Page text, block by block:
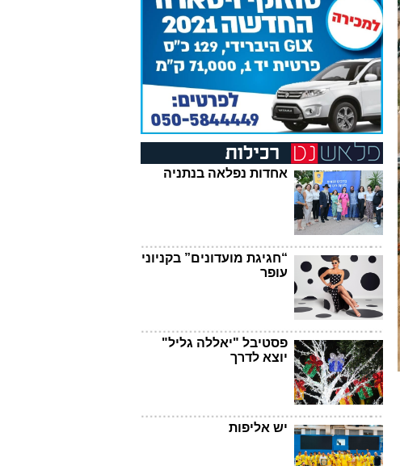
אחדות נפלאה בנתניה
“חגיגת מועדונים” בקניוני
עופר
פסטיבל "יאללה גליל"
יוצא לדרך
יש אליפות